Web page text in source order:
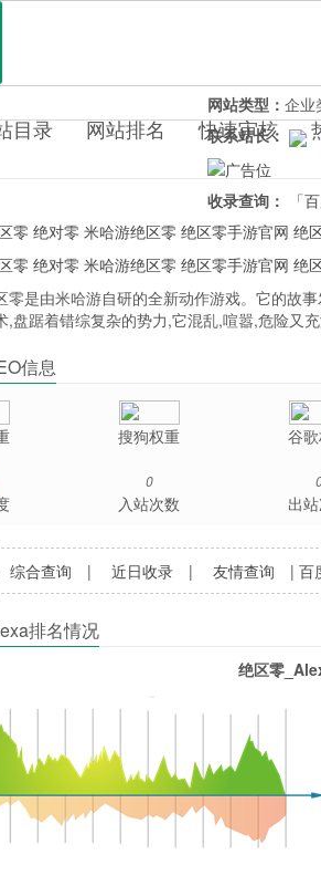
目录 网站排名 快速审核
网站类型： 企业
联系站长：
收录查询：
「
零 绝对零 米哈游绝区零 绝区零手游官网 绝
零 绝对零 米哈游绝区零 绝区零手游官网 绝
零是由米哈游自研的全新动作游戏。它的故
,盘踞着错综复杂的势力,它混乱,喧嚣,危险又
信息
搜狗权重 谷
0
入站次数 出
综合查询 |近日收录 |友情查询 |百
排名情况
绝区零